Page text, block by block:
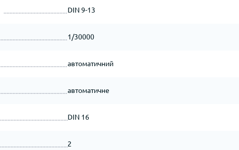
DIN 9-13
1/30000
автоматичний
автоматичне
DIN 16
2